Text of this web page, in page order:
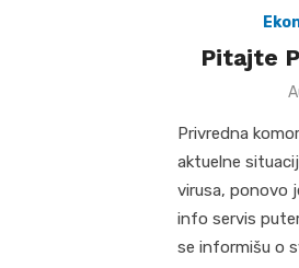
Pitajte
Privredna
aktuelne
virusa, ponovo
info servis
se informišu o